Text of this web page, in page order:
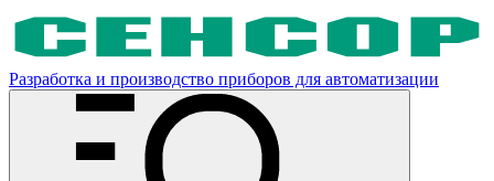
Разработка и производство приборов для автоматизации